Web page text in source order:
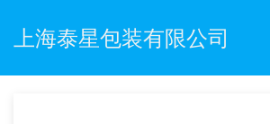
上海泰星包装有限公司